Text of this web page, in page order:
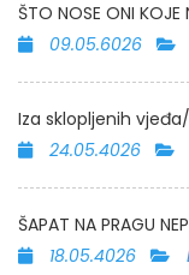
ŠTO NOSE ONI KOJE
09.05.6026
Iza sklopljenih
24.05.4026
ŠAPAT NA PRAGU
18.05.4026